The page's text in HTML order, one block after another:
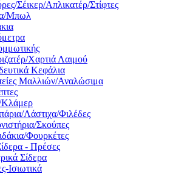
Σέικερ/Απλικατέρ/Στίφτες
Μπωλ
Χαρτιά Λαιμού
Κεφάλια
Μαλλιών/Αναλώσιμα
Κλάμερ
Λάστιχα/Φιλέδες
Σκούπες
Φουρκέτες
- Πρέσες
Σίδερα
Ισιωτικά